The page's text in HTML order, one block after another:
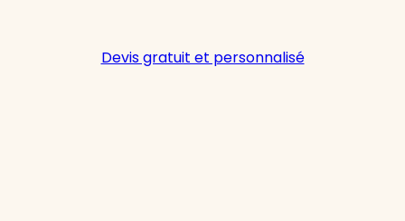
Devis gratuit et personnalisé